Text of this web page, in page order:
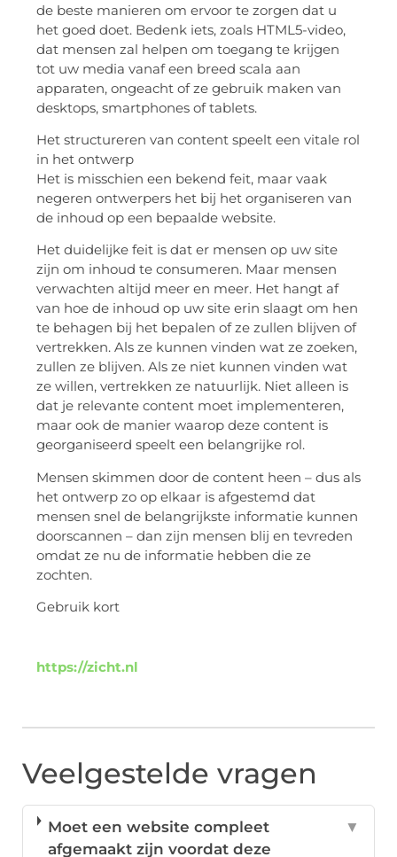
de beste manieren om ervoor te zorgen dat u
het goed doet. Bedenk iets, zoals HTML5-video,
dat mensen zal helpen om toegang te krijgen
tot uw media vanaf een breed scala aan
apparaten, ongeacht of ze gebruik maken van
desktops, smartphones of tablets.
Het structureren van content speelt een vitale rol
in het ontwerp
Het is misschien een bekend feit, maar vaak
negeren ontwerpers het bij het organiseren van
de inhoud op een bepaalde website.
Het duidelijke feit is dat er mensen op uw site
zijn om inhoud te consumeren. Maar mensen
verwachten altijd meer en meer. Het hangt af
van hoe de inhoud op uw site erin slaagt om hen
te behagen bij het bepalen of ze zullen blijven of
vertrekken. Als ze kunnen vinden wat ze zoeken,
zullen ze blijven. Als ze niet kunnen vinden wat
ze willen, vertrekken ze natuurlijk. Niet alleen is
dat je relevante content moet implementeren,
maar ook de manier waarop deze content is
georganiseerd speelt een belangrijke rol.
Mensen skimmen door de content heen – dus als
het ontwerp zo op elkaar is afgestemd dat
mensen snel de belangrijkste informatie kunnen
doorscannen – dan zijn mensen blij en tevreden
omdat ze nu de informatie hebben die ze
zochten.
Gebruik kort
https://zicht.nl
Veelgestelde vragen
Moet een website compleet
afgemaakt zijn voordat deze
▼